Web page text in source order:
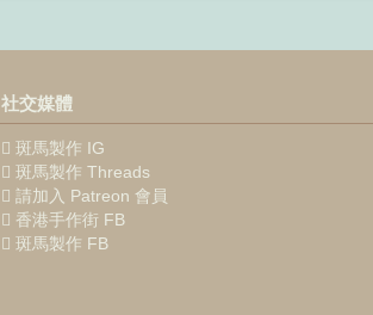
社交媒體
斑馬製作 IG
斑馬製作 Threads
請加入 Patreon 會員
香港手作街 FB
斑馬製作 FB